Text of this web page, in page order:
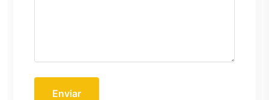
Enviar